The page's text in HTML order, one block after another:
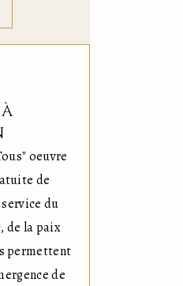
oeuvre
de
du
de la paix
permettent
de